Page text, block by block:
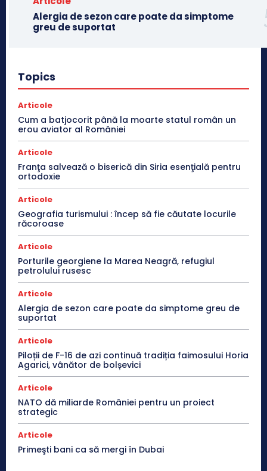
Alergia de sezon care poate da simptome
greu de suportat
Topics
Articole
Cum a batjocorit până la moarte statul român un
erou aviator al României
Articole
Franţa salvează o biserică din Siria esenţială pentru
ortodoxie
Articole
Geografia turismului : încep să fie căutate locurile
răcoroase
Articole
Porturile georgiene la Marea Neagră, refugiul
petrolului rusesc
Articole
Alergia de sezon care poate da simptome greu de
suportat
Articole
Piloții de F-16 de azi continuă tradiția faimosului Horia
Agarici, vânător de bolșevici
Articole
NATO dă miliarde României pentru un proiect
strategic
Articole
Primeşti bani ca să mergi în Dubai